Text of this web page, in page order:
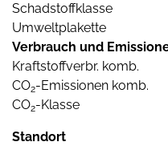
Schadstoffklasse
Umweltplakette
Verbrauch und
Kraftstoffverbr. komb.
CO2-Emissionen komb.
CO2-Klasse
Standort